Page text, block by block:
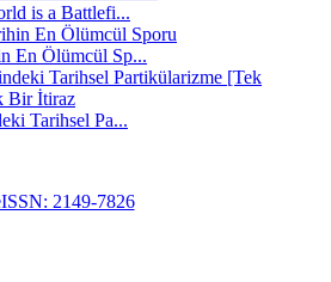
is a Battlefi...
En Ölümcül Sp...
Tarihsel Pa...
2149-7826